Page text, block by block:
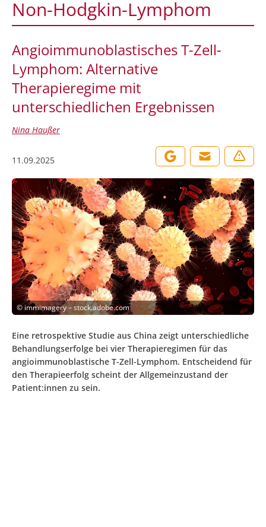
Non-Hodgkin-Lymphom
Angioimmunoblastisches T-Zell-
Lymphom: Alternative
Therapieregime mit
unterschiedlichen Ergebnissen
Nina Haußer
11.09.2025
©immimagery – stock.adobe.com
Eine retrospektive Studie aus China zeigt unterschiedliche
Behandlungserfolge bei vier Therapieregimen für das
angioimmunoblastische T-Zell-Lymphom. Entscheidend für
den Therapieerfolg scheint der Allgemeinzustand der
Patient:innen zu sein.